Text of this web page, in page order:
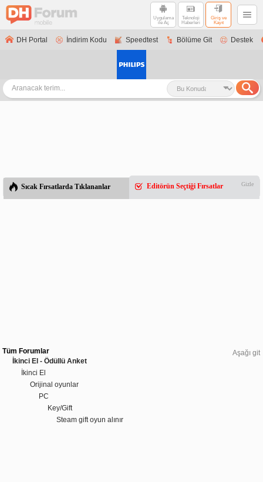
Uygulama
ile Aç
Teknoloji
Haberleri
Giriş ve
Kayıt
DH Portal İndirim Kodu Speedtest Bölüme Git Destek
Sıcak Fırsatlarda Tıklananlar Editörün Seçtiği Fırsatlar Gizle
Aşağı git
Tüm Forumlar
İkinci El - Ödüllü Anket
İkinci El
Orijinal oyunlar
PC
Key/Gift
Steam gift oyun alınır